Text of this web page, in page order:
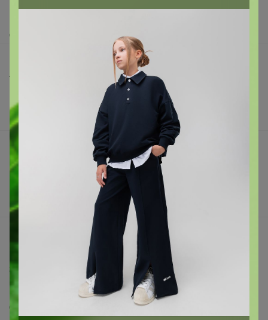
Как получить?
Доставка
Торговые марки
В наличии
Подарочные сертификаты
Реклама на сайте
Поставщикам
Вакансии
Написать в поддержку
Защита покупателя
Помощь
О нас